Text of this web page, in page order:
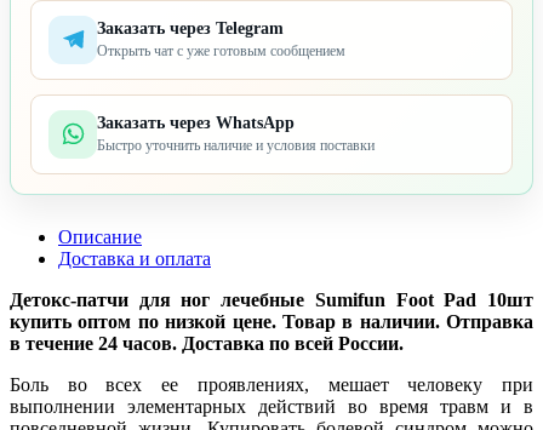
Заказать через Telegram
Открыть чат с уже готовым сообщением
Заказать через WhatsApp
Быстро уточнить наличие и условия поставки
Описание
Доставка и оплата
Детокс-патчи для ног лечебные Sumifun Foot Pad 10шт
купить оптом по низкой цене. Товар в наличии. Отправка
в течение 24 часов. Доставка по всей России.
Боль во всех ее проявлениях, мешает человеку при
выполнении элементарных действий во время травм и в